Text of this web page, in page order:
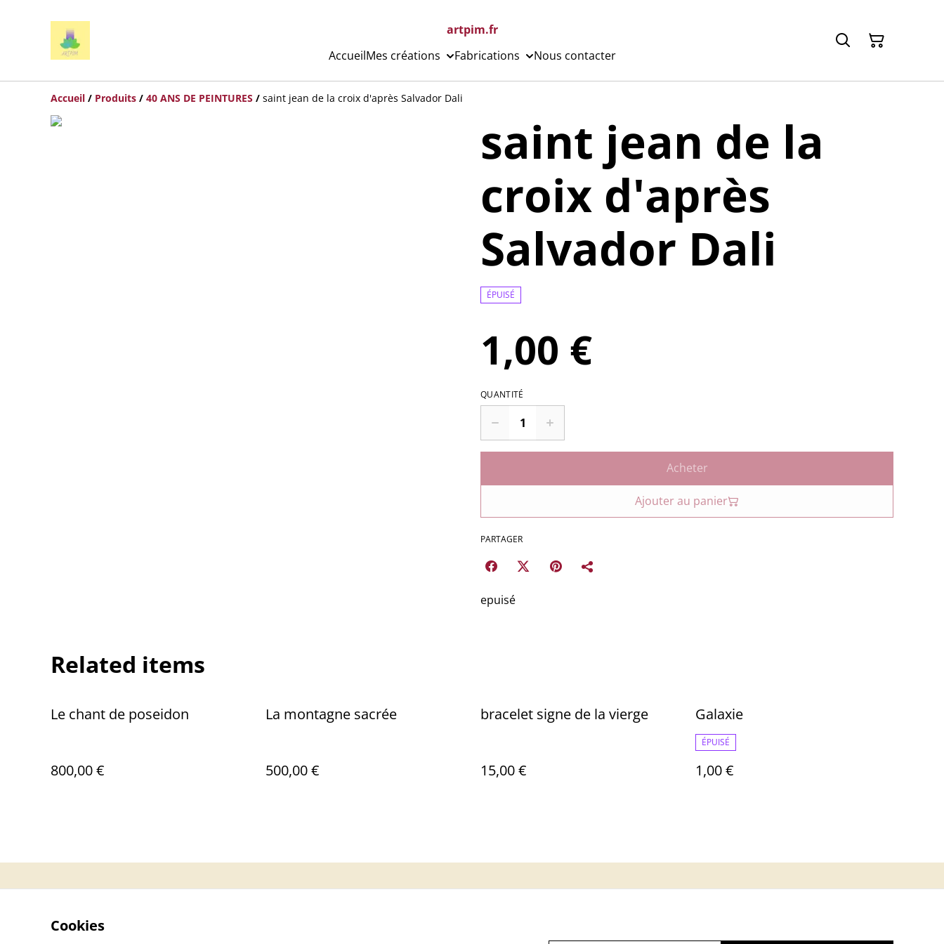
artpim.fr
AccueilMes créations Fabrications Nous contacter
Accueil / Produits / 40 ANS DE PEINTURES / saint jean de la croix d'après Salvador Dali
saint jean de la
croix d'après
Salvador Dali
ÉPUISÉ
1,00 €
QUANTITÉ
Acheter
Ajouter au panier
PARTAGER
epuisé
Related items
Le chant de poseidon
800,00 €
La montagne sacrée
500,00 €
bracelet signe de la vierge
15,00 €
Galaxie
ÉPUISÉ
1,00 €
Cookies